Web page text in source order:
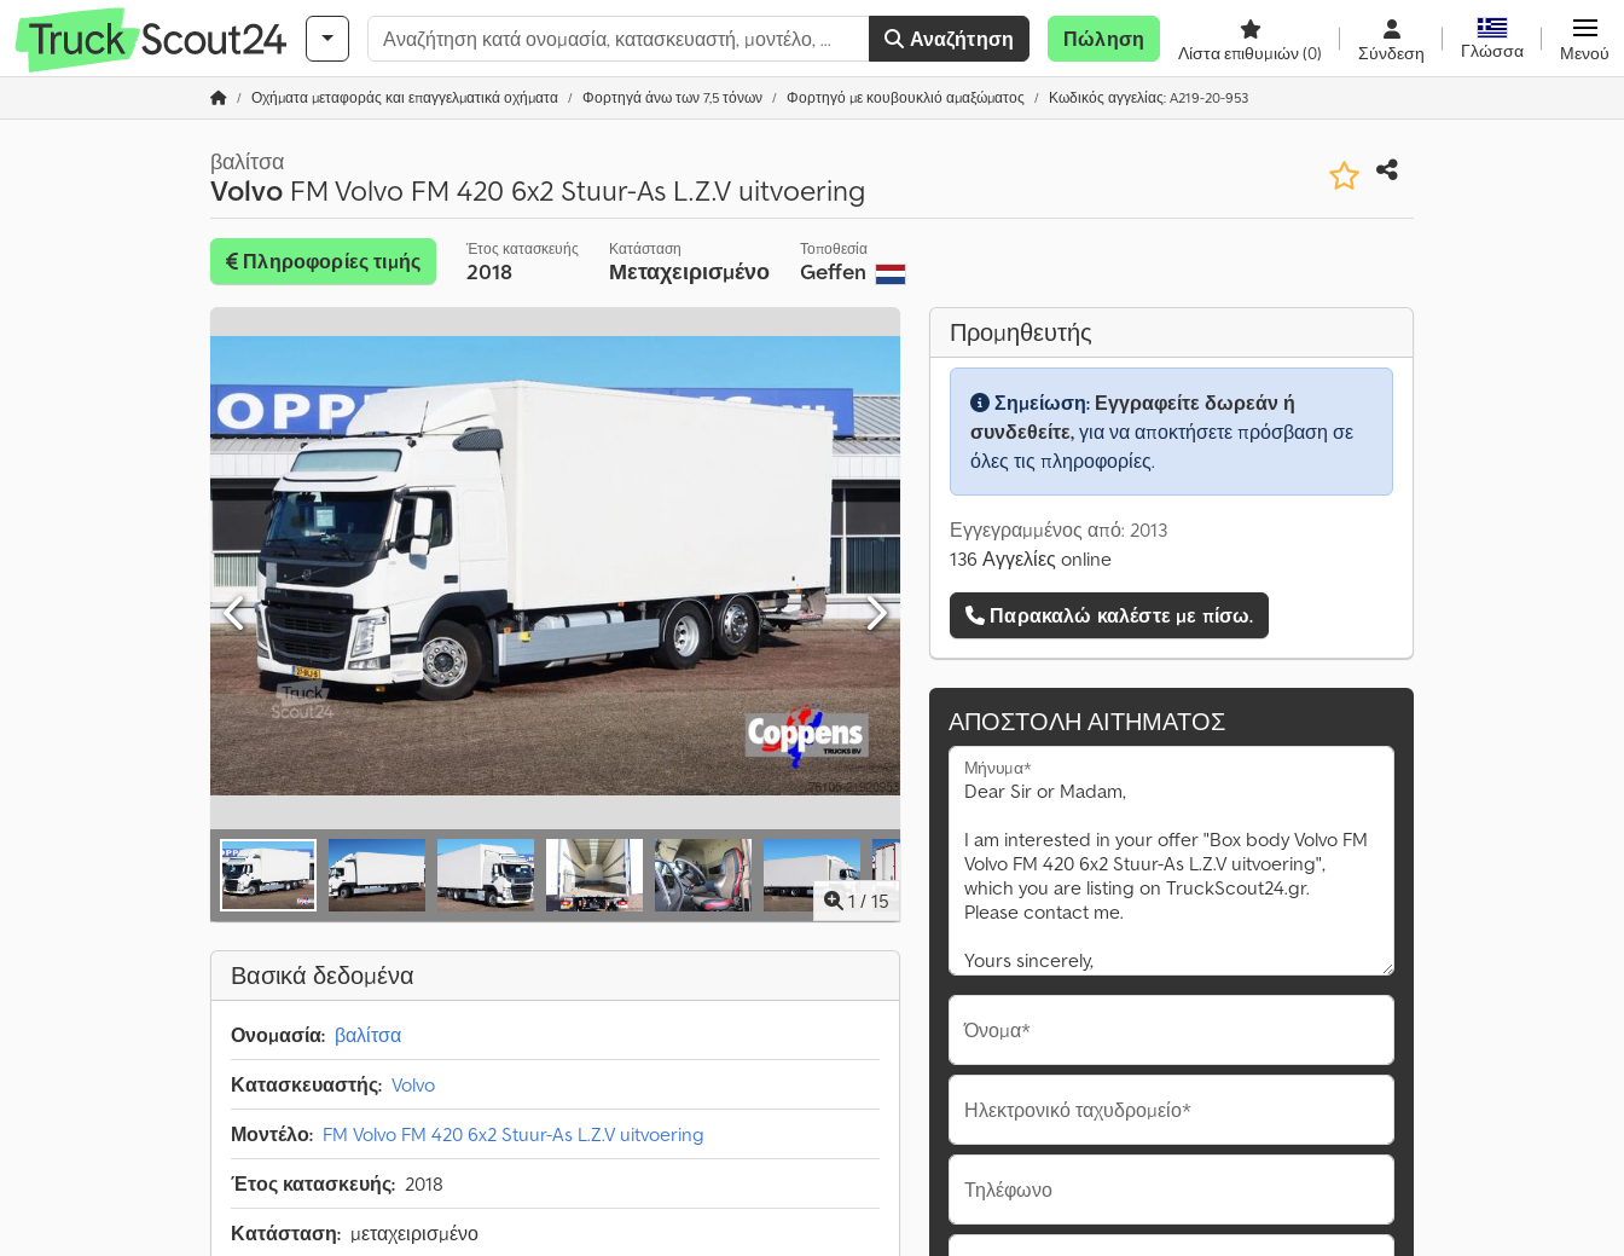
Αναζήτηση Πώληση
Λίστα επιθυμιών(0) Σύνδεση Γλώσσα Μενού
Οχήματα μεταφοράς και επαγγελματικά οχήματα Φορτηγά άνω των 7,5 τόνων Φορτηγό με κουβουκλιό αμαξώματος Κωδικός αγγελίας: A219-20-953
βαλίτσα
Volvo FM Volvo FM 420 6x2 Stuur-As L.Z.V uitvoering
Πληροφορίες τιμής
Έτος κατασκευής
2018
Κατάσταση
Μεταχειρισμένο
Τοποθεσία
Geffen
1 / 15
Βασικά δεδομένα
Ονομασία: βαλίτσα
Κατασκευαστής: Volvo
Μοντέλο: FM Volvo FM 420 6x2 Stuur-As L.Z.V uitvoering
Έτος κατασκευής: 2018
Κατάσταση: μεταχειρισμένο
Προμηθευτής
Σημείωση: Εγγραφείτε δωρεάν ή
συνδεθείτε, για να αποκτήσετε πρόσβαση σε
όλες τις πληροφορίες.
Εγγεγραμμένος από: 2013
136 Αγγελίες online
Παρακαλώ καλέστε με πίσω.
ΑΠΟΣΤΟΛΉ ΑΙΤΉΜΑΤΟΣ
Μήνυμα*
Όνομα*
Ηλεκτρονικό ταχυδρομείο*
Τηλέφωνο